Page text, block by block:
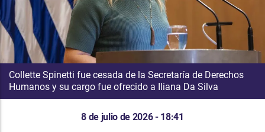
Collette Spinetti fue cesada de la Secretaría de Derechos
Humanos y su cargo fue ofrecido a Iliana Da Silva
8 de julio de 2026 - 18:41